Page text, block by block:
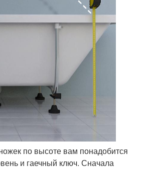
по высоте вам понадобится
и гаечный ключ. Сначала